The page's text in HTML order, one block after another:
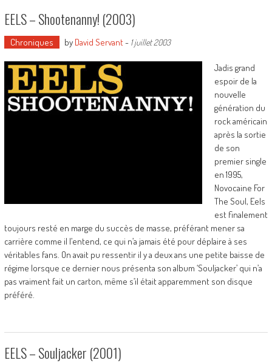
EELS – Shootenanny! (2003)
Chroniques by David Servant- 1 juillet 2003
Jadis grand
espoir de la
nouvelle
génération du
rock américain
après la sortie
de son
premier single
en 1995,
Novocaine For
The Soul, Eels
est finalement
toujours resté en marge du succès de masse, préférant mener sa
carrière comme il l’entend, ce qui n’a jamais été pour déplaire à ses
véritables fans. On avait pu ressentir il y a deux ans une petite baisse de
régime lorsque ce dernier nous présenta son album ‘Souljacker’ qui n’a
pas vraiment fait un carton, même s’il était apparemment son disque
préféré.
EELS – Souljacker (2001)